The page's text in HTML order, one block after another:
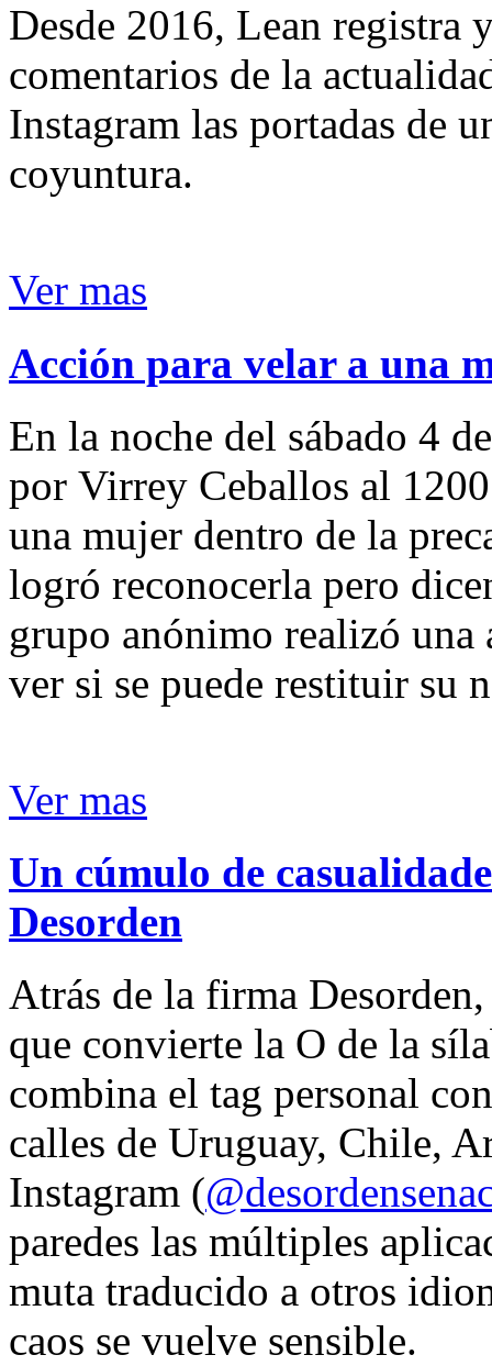
Desde 2016, Lean registra
comentarios de la
Instagram las portadas de
coyuntura.
Ver mas
Acción para velar a una
En la noche del sábado 4
por Virrey Ceballos al
una mujer dentro de la
logró reconocerla pero
grupo anónimo realizó
ver si se puede restituir su
Ver mas
Un cúmulo de
Desorden
Atrás de la firma
que convierte la O de la
combina el tag personal
calles de Uruguay, Chile,
Instagram (
paredes las múltiples
muta traducido a otros
caos se vuelve sensible.